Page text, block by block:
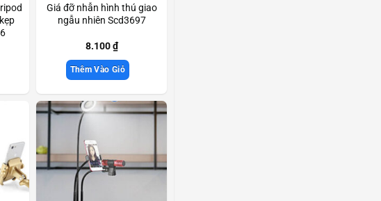
Giá đỡ nhẫn hình thú giao
ngẫu nhiên Scd3697
8.100₫
Thêm Vào Giỏ